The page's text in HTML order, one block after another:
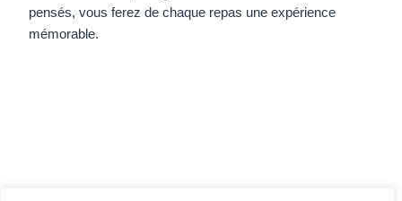
pensés, vous ferez de chaque repas une expérience
mémorable.